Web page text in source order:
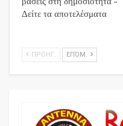
Δείτε τα αποτελέσματα
ΠΡΟΗΓ. ΕΠΌΜ.